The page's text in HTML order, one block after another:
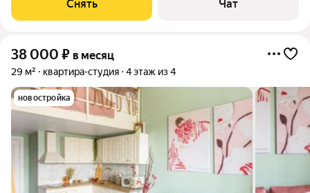
оплачивает все коммунальные услуги по
Снять Чат
38 000 ₽ в месяц
29 м² квартира-студия 4 этаж из 4
новостройка